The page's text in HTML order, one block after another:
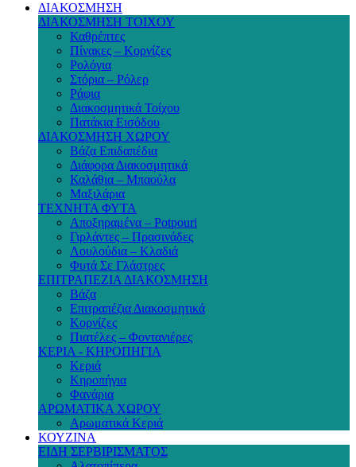
ΔΙΑΚΟΣΜΗΣΗ
ΔΙΑΚΟΣΜΗΣΗ ΤΟΙΧΟΥ
Καθρέπτες
Πίνακες – Κορνίζες
Ρολόγια
Στόρια – Ρόλερ
Ράφια
Διακοσμητικά Τοίχου
Πατάκια Εισόδου
ΔΙΑΚΟΣΜΗΣΗ ΧΩΡΟΥ
Βάζα Επιδαπέδια
Διάφορα Διακοσμητικά
Καλάθια – Μπαούλα
Μαξιλάρια
ΤΕΧΝΗΤΑ ΦΥΤΑ
Αποξηραμένα – Potpouri
Γιρλάντες – Πρασινάδες
Λουλούδια – Κλαδιά
Φυτά Σε Γλάστρες
ΕΠΙΤΡΑΠΕΖΙΑ ΔΙΑΚΟΣΜΗΣΗ
Βάζα
Επιτραπέζια Διακοσμητικά
Κορνίζες
Πιατέλες – Φοντανιέρες
ΚΕΡΙΑ - ΚΗΡΟΠΗΓΙΑ
Κεριά
Κηροπήγια
Φανάρια
ΑΡΩΜΑΤΙΚΑ ΧΩΡΟΥ
Αρωματικά Κεριά
ΚΟΥΖΙΝΑ
ΕΙΔΗ ΣΕΡΒΙΡΙΣΜΑΤΟΣ